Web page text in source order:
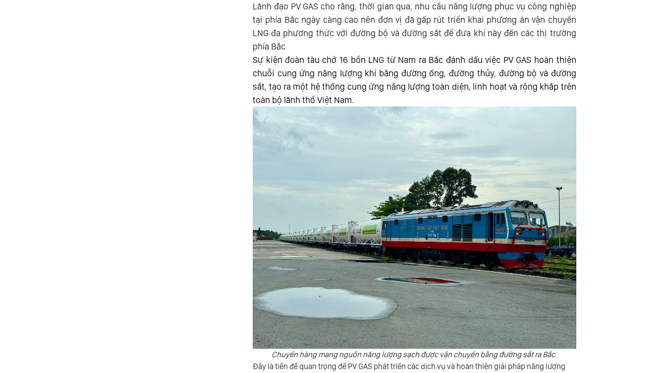
Lãnh đạo PV GAS cho rằng, thời gian qua, nhu cầu năng lượng phục vụ công nghiệp
tại phía Bắc ngày càng cao nên đơn vị đã gấp rút triển khai phương án vận chuyển
LNG đa phương thức với đường bộ và đường sắt để đưa khí này đến các thị trường
phía Bắc
Sự kiện đoàn tàu chở 16 bồn LNG từ Nam ra Bắc đánh dấu việc PV GAS hoàn thiện
chuỗi cung ứng năng lượng khí bằng đường ống, đường thủy, đường bộ và đường
sắt, tạo ra một hệ thống cung ứng năng lượng toàn diện, linh hoạt và rộng khắp trên
toàn bộ lãnh thổ Việt Nam.
Chuyến hàng mang nguồn năng lượng sạch được vận chuyển bằng đường sắt ra Bắc.
Đây là tiền đề quan trọng để PV GAS phát triển các dịch vụ và hoàn thiện giải pháp năng lượng